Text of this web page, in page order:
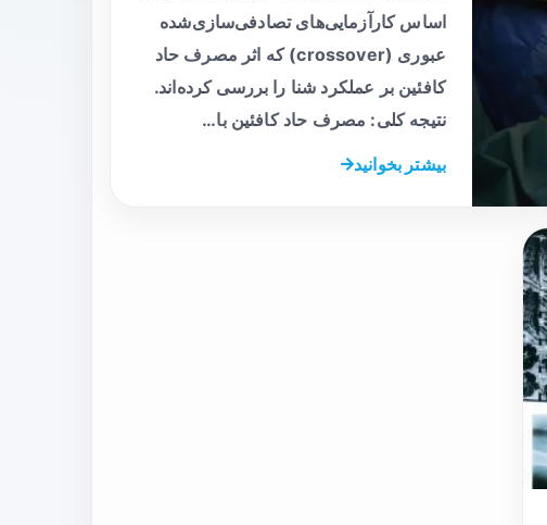
اساس کارآزمایی‌های تصادفی‌سازی‌شده
عبوری (crossover) که اثر مصرف حاد
کافئین بر عملکرد شنا را بررسی کرده‌اند.
نتیجه کلی: مصرف حاد کافئین با…
بیشتر بخوانید